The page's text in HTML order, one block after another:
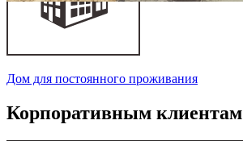
Дом для постоянного проживания
Корпоративным клиентам